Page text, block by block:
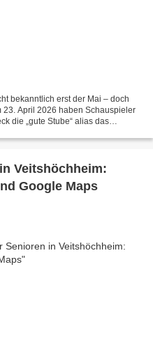
bekanntlich erst der Mai – doch
23. April 2026 haben Schauspieler
die „gute Stube“ alias das
Veitshöchheim:
Google Maps